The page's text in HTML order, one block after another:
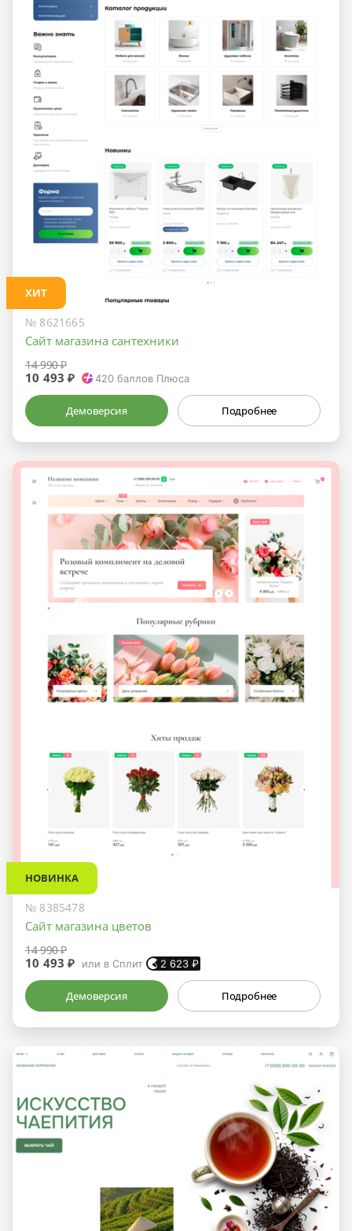
ХИТ
№ 8621665
Сайт магазина сантехники
14 990 ₽
10 493 ₽ 420баллов Плюса
Демоверсия Подробнее
НОВИНКА
№ 8385478
Сайт магазина цветов
14 990 ₽
10 493 ₽ или в Сплит 2 623₽
Демоверсия Подробнее